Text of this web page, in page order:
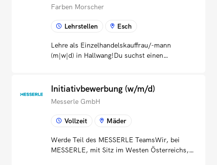
Farben Morscher
Lehrstellen Esch
Lehre als Einzelhandelskauffrau/-mann
(m|w|d) in Hallwang!Du suchst einen
Umgang und gehst offen auf Menschen zu?
Dann bist du bei uns genau richtig!Wir
"Morschers" sind ein bunter Haufen – und das
ist gut so:Wir mögen es höflich und freundlich
Augenhöhe und mit Handschlagqualität.Wir
legen Wert auf Sicherheit – für Menschen,
Initiativbewerbung (w/m/d)
Messerle GmbH
Vollzeit Mäder
Werde Teil des MESSERLE TeamsWir, bei
MESSERLE, mit Sitz im Westen Österreichs,